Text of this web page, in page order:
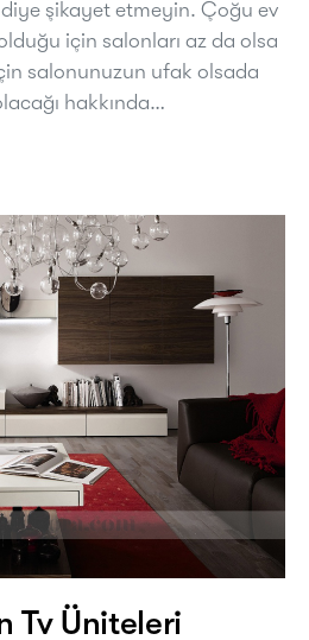
şikayet etmeyin. Çoğu ev
için salonları az da olsa
salonunuzun ufak olsada
hakkında…
Tv Üniteleri